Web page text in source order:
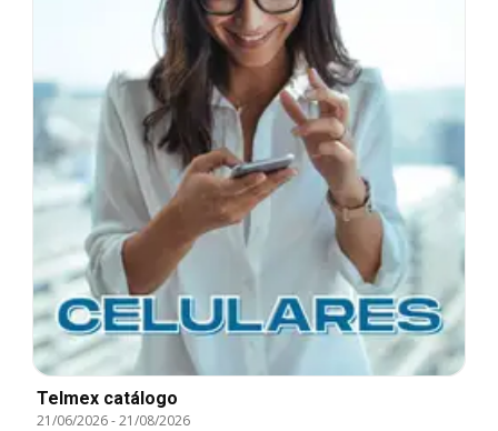
Telmex catálogo
21/06/2026-21/08/2026